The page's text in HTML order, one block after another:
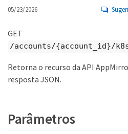
05/23/2026
GET
/accounts/{account_id}/
Retorna o recurso da API
resposta JSON.
Parâmetros